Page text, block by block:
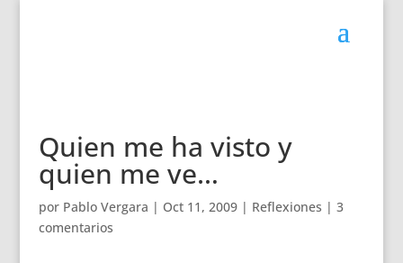
Quien me ha visto y
quien me ve…
por Pablo Vergara | Oct 11, 2009| Reflexiones | 3
comentarios